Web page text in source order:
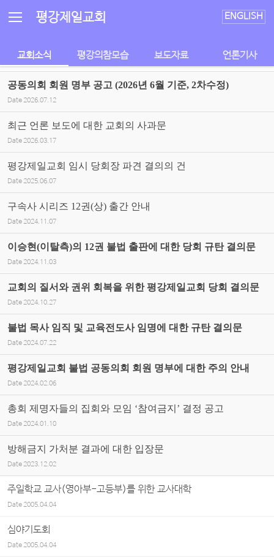
평강제일교회 ENGLISH
교회소식 평강의참모습 보도자료 언론기사
공동의회 회원 명부 공고 (2026년 6월 기준, 2차수정)
Date 2026.07.12
최근 언론 보도에 대한 교회의 사과문
Date 2026.03.17
평강제일교회 임시 당회장 파견 결의의 건
Date 2025.06.07
구속사 시리즈 12권(상) 출간 안내
Date 2024.11.07
이승현(이탈측)의 12권 불법 출판에 대한 당회 규탄 결의문
Date 2024.11.03
교회의 질서와 권위 회복을 위한 평강제일교회 당회 결의문
Date 2024.10.27
불법 목사 임직 및 교육전도사 임명에 대한 규탄 결의문
Date 2024.07.22
평강제일교회 불법 공동의회 회원 명부에 대한 주의 안내
Date 2024.02.06
총회 제명자들의 집회와 모임 ‘참여금지’ 결정 공고
Date 2024.01.10
방해금지 가처분 결과에 대한 입장문
Date 2023.12.02
주일학교 교사(영아부-고등부)를 위한 교사대학
Date2005.04.04
심야기도회
Date2005.04.04